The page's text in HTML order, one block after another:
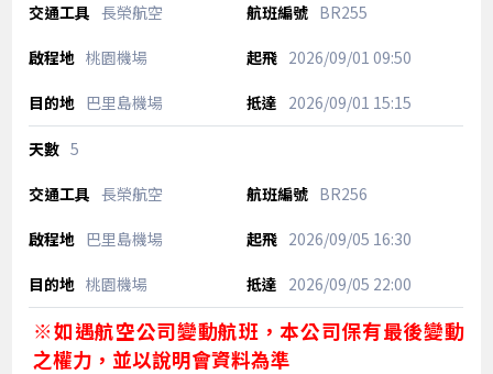
長榮航空 BR255
桃園機場 2026/09/01 09:50
巴里島機場 2026/09/01 15:15
5
長榮航空 BR256
巴里島機場 2026/09/05 16:30
桃園機場 2026/09/05 22:00
※如遇航空公司變動航班，本公司保有最後變動
之權力，並以說明會資料為準